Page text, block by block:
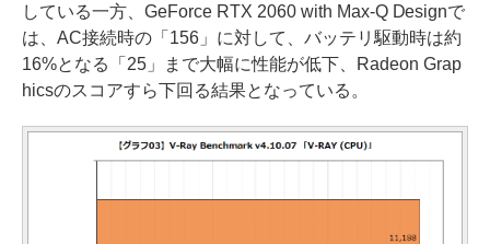
している一方、GeForce RTX 2060 with Max-Q Designで
は、AC接続時の「156」に対して、バッテリ駆動時は約
16%となる「25」まで大幅に性能が低下、Radeon Grap
hicsのスコアすら下回る結果となっている。